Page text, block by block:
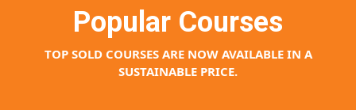
Popular Courses
TOP SOLD COURSES ARE NOW AVAILABLE IN A
SUSTAINABLE PRICE.